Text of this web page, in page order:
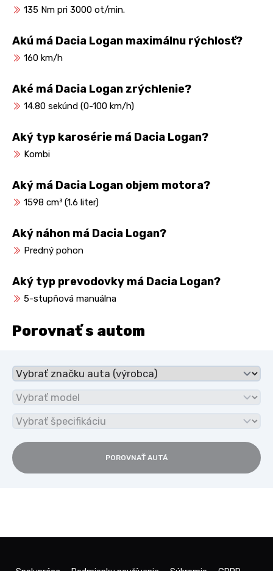
135 Nm pri 3000 ot/min.
Akú má Dacia Logan maximálnu rýchlosť?
160 km/h
Aké má Dacia Logan zrýchlenie?
14.80 sekúnd (0-100 km/h)
Aký typ karosérie má Dacia Logan?
Kombi
Aký má Dacia Logan objem motora?
1598 cm³ (1.6 liter)
Aký náhon má Dacia Logan?
Predný pohon
Aký typ prevodovky má Dacia Logan?
5-stupňová manuálna
Porovnať s autom
POROVNAŤ AUTÁ